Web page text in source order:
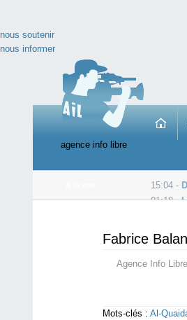
nous soutenir
nous informer
agence info libre
15:04 -
01:18 -
Fabrice
Agence Info Libre
Mots-clés : Al-